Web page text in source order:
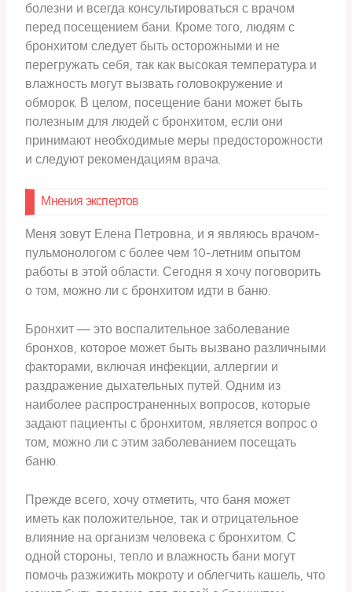
болезни и всегда консультироваться с врачом
перед посещением бани. Кроме того, людям с
бронхитом следует быть осторожными и не
перегружать себя, так как высокая температура и
влажность могут вызвать головокружение и
обморок. В целом, посещение бани может быть
полезным для людей с бронхитом, если они
принимают необходимые меры предосторожности
и следуют рекомендациям врача.
Мнения экспертов
Меня зовут Елена Петровна, и я являюсь врачом-
пульмонологом с более чем 10-летним опытом
работы в этой области. Сегодня я хочу поговорить
о том, можно ли с бронхитом идти в баню.
Бронхит — это воспалительное заболевание
бронхов, которое может быть вызвано различными
факторами, включая инфекции, аллергии и
раздражение дыхательных путей. Одним из
наиболее распространенных вопросов, которые
задают пациенты с бронхитом, является вопрос о
том, можно ли с этим заболеванием посещать
баню.
Прежде всего, хочу отметить, что баня может
иметь как положительное, так и отрицательное
влияние на организм человека с бронхитом. С
одной стороны, тепло и влажность бани могут
помочь разжижить мокроту и облегчить кашель, что